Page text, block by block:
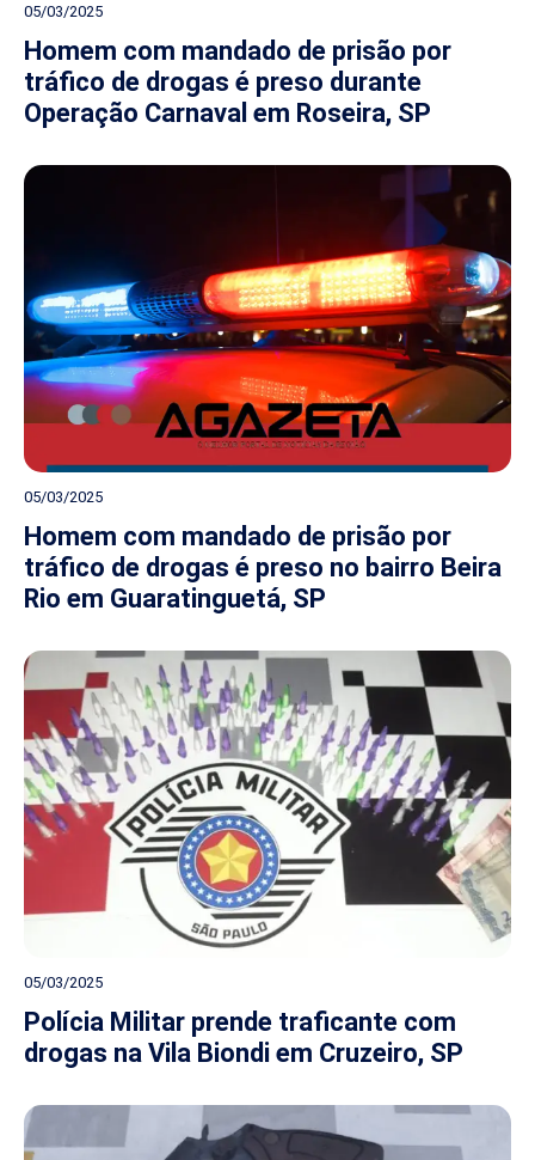
05/03/2025
Homem com mandado de prisão por
tráfico de drogas é preso durante
Operação Carnaval em Roseira, SP
05/03/2025
Homem com mandado de prisão por
tráfico de drogas é preso no bairro Beira
Rio em Guaratinguetá, SP
05/03/2025
Polícia Militar prende traficante com
drogas na Vila Biondi em Cruzeiro, SP